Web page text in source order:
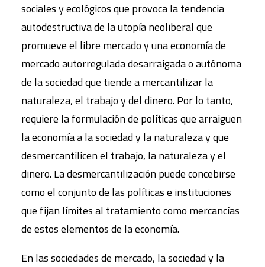
sociales y ecológicos que provoca la tendencia
autodestructiva de la utopía neoliberal que
promueve el libre mercado y una economía de
mercado autorregulada desarraigada o autónoma
de la sociedad que tiende a mercantilizar la
naturaleza, el trabajo y del dinero. Por lo tanto,
requiere la formulación de políticas que arraiguen
la economía a la sociedad y la naturaleza y que
desmercantilicen el trabajo, la naturaleza y el
dinero. La desmercantilización puede concebirse
como el conjunto de las políticas e instituciones
que fijan límites al tratamiento como mercancías
de estos elementos de la economía.
En las sociedades de mercado, la sociedad y la